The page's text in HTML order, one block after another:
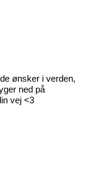
ønsker i verden,
ned på
vej <3